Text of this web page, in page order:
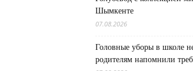
Шымкенте
07.08.2026
Головные уборы в школе
родителям напомнили